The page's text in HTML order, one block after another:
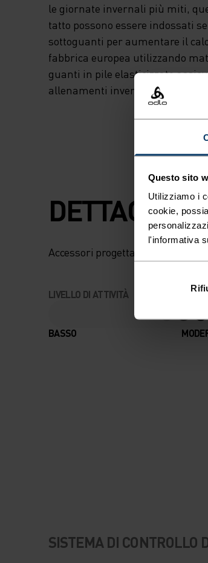
Questo sito
Utilizziamo i
cookie,
l'informativa
le giornate invernali più miti,
tatto possono essere indossati
sottoguanti per aumentare il
fabbrica europea utilizzando
guanti in pile elasticizzato
allenamenti invernali.
DETTAGLI
Accessori progettati per goderti
LIVELLO DI ATTIVITÀ
BASSO
SISTEMA DI CONTROLLO